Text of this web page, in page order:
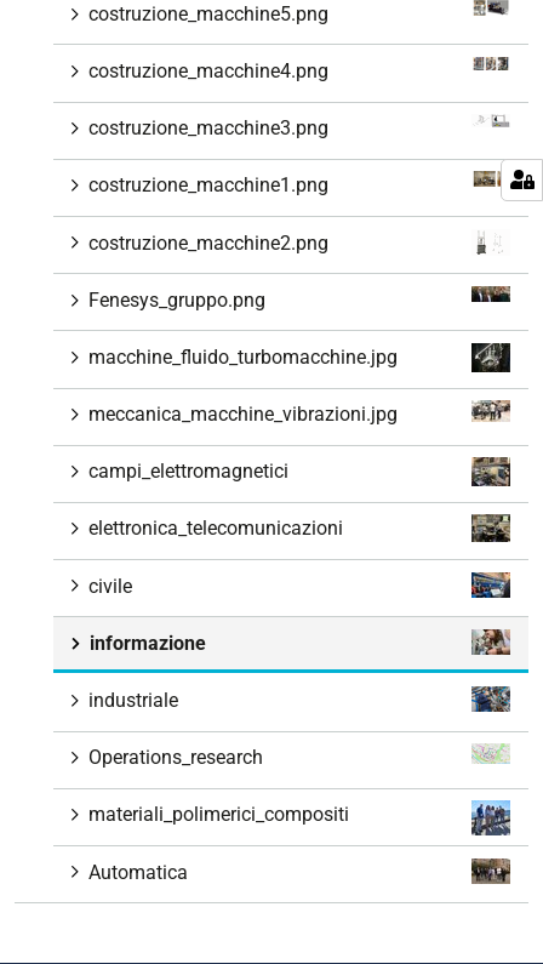
costruzione_macchine5.png
costruzione_macchine4.png
costruzione_macchine3.png
costruzione_macchine1.png
costruzione_macchine2.png
Fenesys_gruppo.png
macchine_fluido_turbomacchine.jpg
meccanica_macchine_vibrazioni.jpg
campi_elettromagnetici
elettronica_telecomunicazioni
civile
informazione
industriale
Operations_research
materiali_polimerici_compositi
Automatica